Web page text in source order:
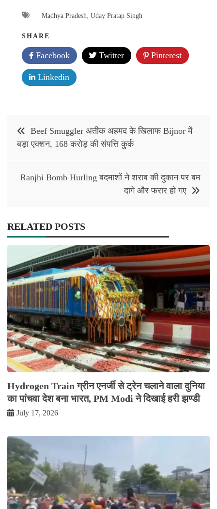
Madhya Pradesh, Uday Pratap Singh
SHARE
Facebook Twitter Pinterest
Linkedin
Post
navigation
Beef Smuggler अतीक अहमद के खिलाफ Bijnor में
बड़ा एक्शन, 168 करोड़ की संपत्ति कुर्क
Ranjhi Bomb Hurling बदमाशों ने शराब की दुकान पर बम
दागे और फरार हो गए
RELATED POSTS
Hydrogen Train ग्रीन एनर्जी से ट्रेन चलाने वाला दुनिया
का पांचवा देश बना भारत, PM Modi ने दिखाई हरी झण्डी
July 17, 2026